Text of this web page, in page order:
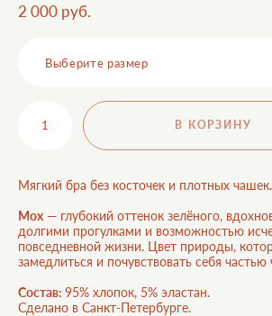
2 000 pуб.
Выберите размер
В КОРЗИНУ
Мягкий бра без косточек и плотных чашек.
Мох — глубокий оттенок зелёного,
долгими прогулками и возможностью
повседневной жизни. Цвет природы,
замедлиться и почувствовать себя
Состав: 95% хлопок, 5% эластан.
Сделано в Санкт-Петербурге.